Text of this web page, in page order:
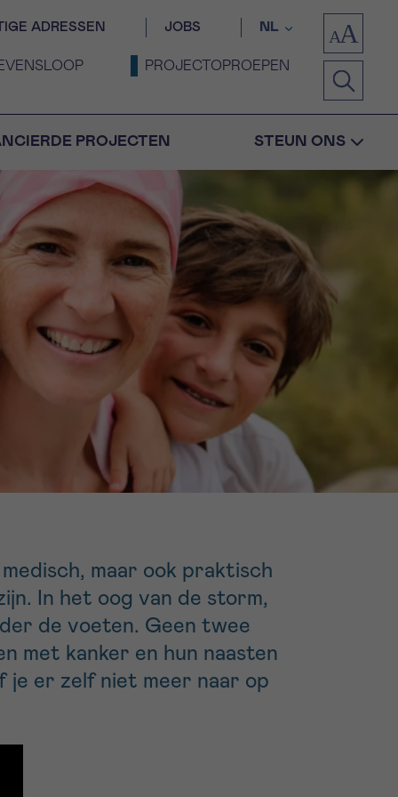
ADRESSEN JOBS NL
PROJECTOPROEPEN
PROJECTEN STEUN ONS
maar ook praktisch
In het oog van de storm,
de voeten. Geen twee
met kanker en hun naasten
je er zelf niet meer naar op
Bevestiging